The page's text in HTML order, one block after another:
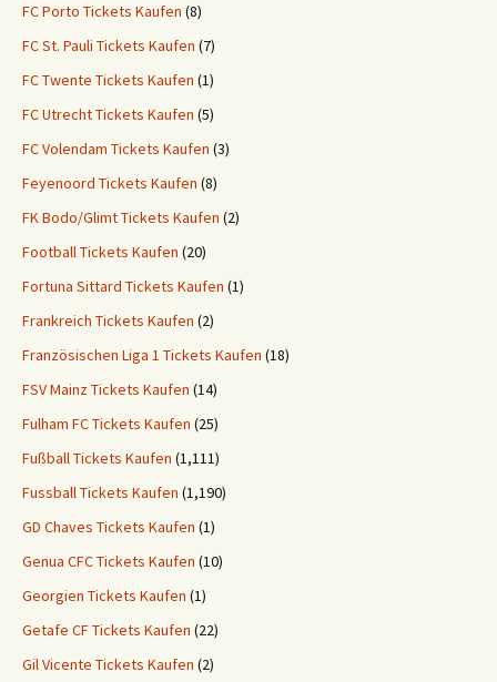
FC Porto Tickets Kaufen (8)
FC St. Pauli Tickets Kaufen (7)
FC Twente Tickets Kaufen (1)
FC Utrecht Tickets Kaufen (5)
FC Volendam Tickets Kaufen (3)
Feyenoord Tickets Kaufen (8)
FK Bodo/Glimt Tickets Kaufen (2)
Football Tickets Kaufen (20)
Fortuna Sittard Tickets Kaufen (1)
Frankreich Tickets Kaufen (2)
Französischen Liga 1 Tickets Kaufen (18)
FSV Mainz Tickets Kaufen (14)
Fulham FC Tickets Kaufen (25)
Fußball Tickets Kaufen (1,111)
Fussball Tickets Kaufen (1,190)
GD Chaves Tickets Kaufen (1)
Genua CFC Tickets Kaufen (10)
Georgien Tickets Kaufen (1)
Getafe CF Tickets Kaufen (22)
Gil Vicente Tickets Kaufen (2)